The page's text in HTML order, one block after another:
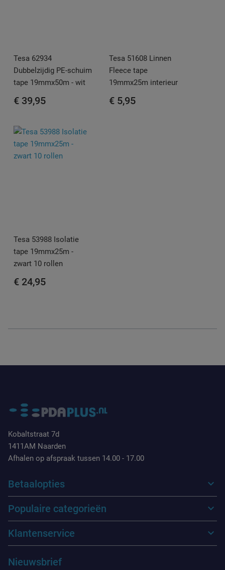
Tesa 62934
Dubbelzijdig PE-schuim
tape 19mmx50m - wit
€ 39,95
Tesa 51608 Linnen
Fleece tape
19mmx25m interieur
€ 5,95
Tesa 53988 Isolatie
tape 19mmx25m -
zwart 10 rollen
€ 24,95
Kobaltstraat 7d
1411AM Naarden
Afhalen op afspraak tussen 14.00 - 17.00
Betaalopties
Populaire categorieën
Klantenservice
Nieuwsbrief